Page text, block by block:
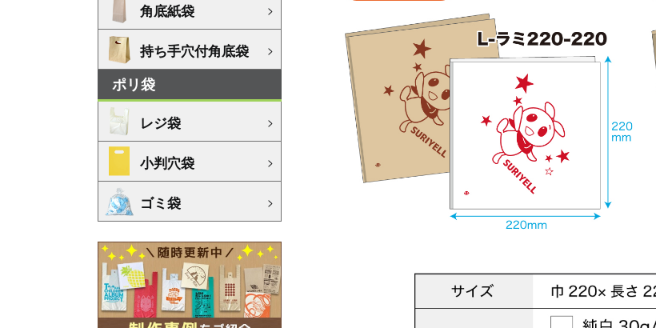
角底紙袋
持ち手穴付角底袋
ポリ袋
レジ袋
小判穴袋
ゴミ袋